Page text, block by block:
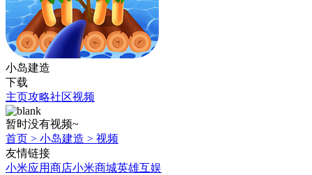
小岛建造
下载
主页攻略社区视频
暂时没有视频~
首页 > 小岛建造 > 视频
友情链接
小米应用商店小米商城英雄互娱